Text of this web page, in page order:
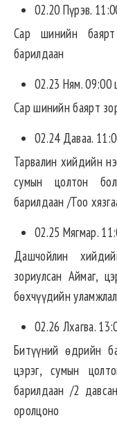
02.20 Пүрэв.
Сар шинийн
барилдаан
02.23 Ням. 09:00
Сар шинийн баярт
02.24 Даваа.
Тарвалин хийдийн
сумын цолтон
барилдаан /Тоо
02.25 Мягмар.
Дашчойлин
зориулсан Аймаг,
бөхчүүдийн
02.26 Лхагва.
Битүүний өдрийн
цэрэг, сумын
барилдаан /2
оролцоно